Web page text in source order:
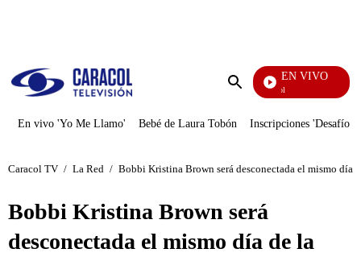
Enviar
EN VIVO
Noticias Caracol
En vivo 'Yo Me Llamo' Bebé de Laura Tobón Inscripciones 'Desafío'
Caracol TV / La Red / Bobbi Kristina Brown será desconectada el mismo día
Bobbi Kristina Brown será
desconectada el mismo día de la